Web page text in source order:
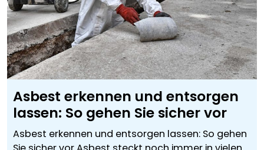
Asbest erkennen und entsorgen
lassen: So gehen Sie sicher vor
Asbest erkennen und entsorgen lassen: So gehen